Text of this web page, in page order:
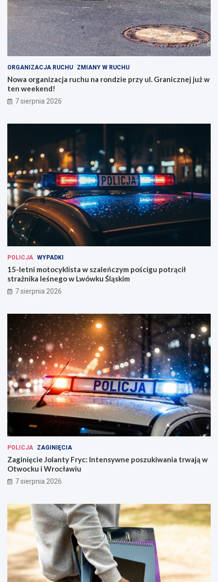
ORGANIZACJA RUCHU ZMIANY W RUCHU
Nowa organizacja ruchu na rondzie przy ul. Granicznej już w
ten weekend!
7 sierpnia 2026
POLICJA WYPADKI
15-letni motocyklista w szaleńczym pościgu potrącił
strażnika leśnego w Lwówku Śląskim
7 sierpnia 2026
POLICJA ZAGINIĘCIA
Zaginięcie Jolanty Fryc: Intensywne poszukiwania trwają w
Otwocku i Wrocławiu
7 sierpnia 2026